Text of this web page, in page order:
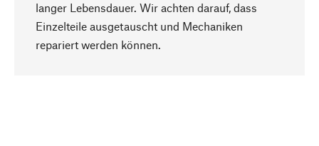
langer Lebensdauer. Wir achten darauf, dass
Einzelteile ausgetauscht und Mechaniken
repariert werden können.